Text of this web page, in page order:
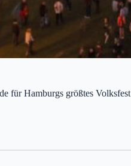
für Hamburgs größtes Volksfest